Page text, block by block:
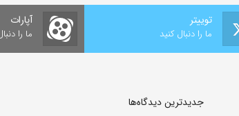
آپارات
ما را
توییتر
ما را دنبال کنید
جدیدترین دیدگاه‌‌ها